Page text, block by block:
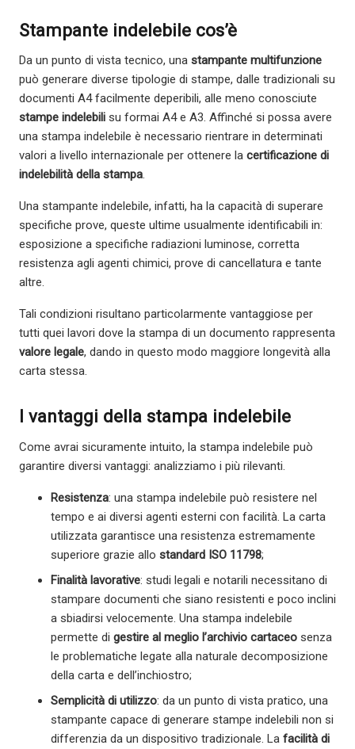
Stampante indelebile cos’è
Da un punto di vista tecnico, una stampante multifunzione
può generare diverse tipologie di stampe, dalle tradizionali su
documenti A4 facilmente deperibili, alle meno conosciute
stampe indelebili su formai A4 e A3. Affinché si possa avere
una stampa indelebile è necessario rientrare in determinati
valori a livello internazionale per ottenere la certificazione di
indelebilità della stampa.
Una stampante indelebile, infatti, ha la capacità di superare
specifiche prove, queste ultime usualmente identificabili in:
esposizione a specifiche radiazioni luminose, corretta
resistenza agli agenti chimici, prove di cancellatura e tante
altre.
Tali condizioni risultano particolarmente vantaggiose per
tutti quei lavori dove la stampa di un documento rappresenta
valore legale, dando in questo modo maggiore longevità alla
carta stessa.
I vantaggi della stampa indelebile
Come avrai sicuramente intuito, la stampa indelebile può
garantire diversi vantaggi: analizziamo i più rilevanti.
Resistenza: una stampa indelebile può resistere nel
tempo e ai diversi agenti esterni con facilità. La carta
utilizzata garantisce una resistenza estremamente
superiore grazie allo standard ISO 11798;
Finalità lavorative: studi legali e notarili necessitano di
stampare documenti che siano resistenti e poco inclini
a sbiadirsi velocemente. Una stampa indelebile
permette di gestire al meglio l’archivio cartaceo senza
le problematiche legate alla naturale decomposizione
della carta e dell’inchiostro;
Semplicità di utilizzo: da un punto di vista pratico, una
stampante capace di generare stampe indelebili non si
differenzia da un dispositivo tradizionale. La facilità di